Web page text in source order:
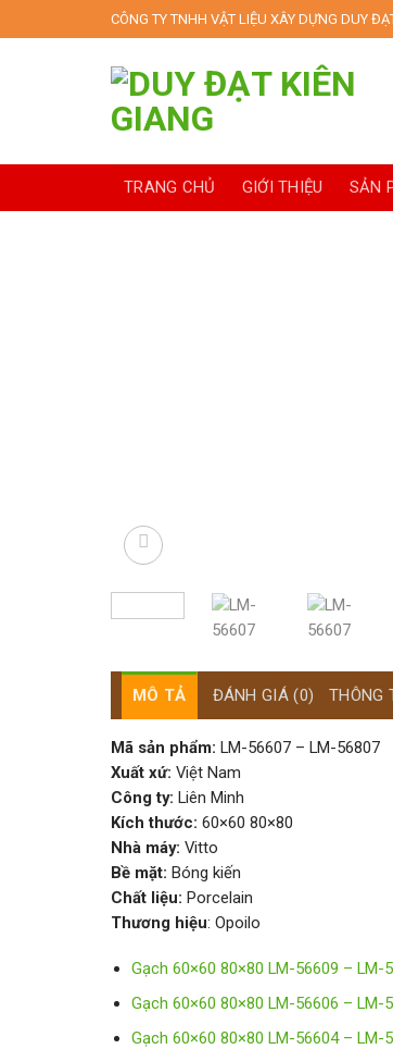
to
CÔNG TY TNHH VẬT LIỆU XÂY DỰNG DUY
TRANG CHỦ GIỚI THIỆU SẢN
MÔ TẢ ĐÁNH GIÁ (0) THÔNG
Mã sản phẩm: LM-56607 – LM-56807
Xuất xứ: Việt Nam
Công ty: Liên Minh
Kích thước: 60×60 80×80
Nhà máy: Vitto
Bề mặt: Bóng kiến
Chất liệu: Porcelain
Thương hiệu: Opoilo
Gạch 60×60 80×80 LM-56609 – LM-
Gạch 60×60 80×80 LM-56606 – LM-
Gạch 60×60 80×80 LM-56604 – LM-